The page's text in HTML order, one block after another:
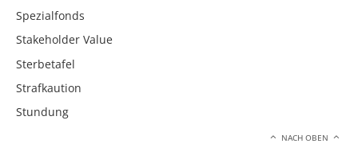
Spezialfonds
Stakeholder Value
Sterbetafel
Strafkaution
Stundung
NACH OBEN